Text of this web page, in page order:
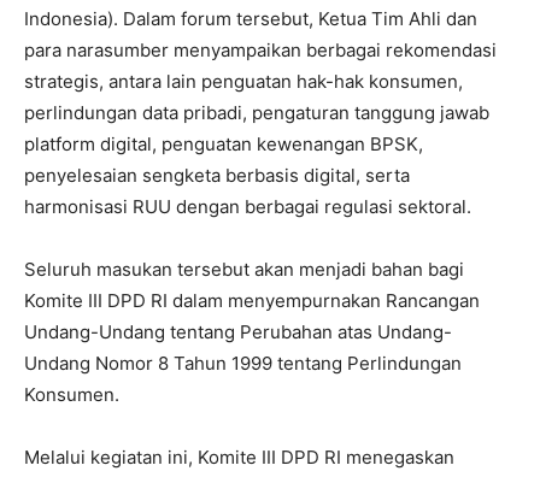
Indonesia). Dalam forum tersebut, Ketua Tim Ahli dan
para narasumber menyampaikan berbagai rekomendasi
strategis, antara lain penguatan hak-hak konsumen,
perlindungan data pribadi, pengaturan tanggung jawab
platform digital, penguatan kewenangan BPSK,
penyelesaian sengketa berbasis digital, serta
harmonisasi RUU dengan berbagai regulasi sektoral.
Seluruh masukan tersebut akan menjadi bahan bagi
Komite III DPD RI dalam menyempurnakan Rancangan
Undang-Undang tentang Perubahan atas Undang-
Undang Nomor 8 Tahun 1999 tentang Perlindungan
Konsumen.
Melalui kegiatan ini, Komite III DPD RI menegaskan